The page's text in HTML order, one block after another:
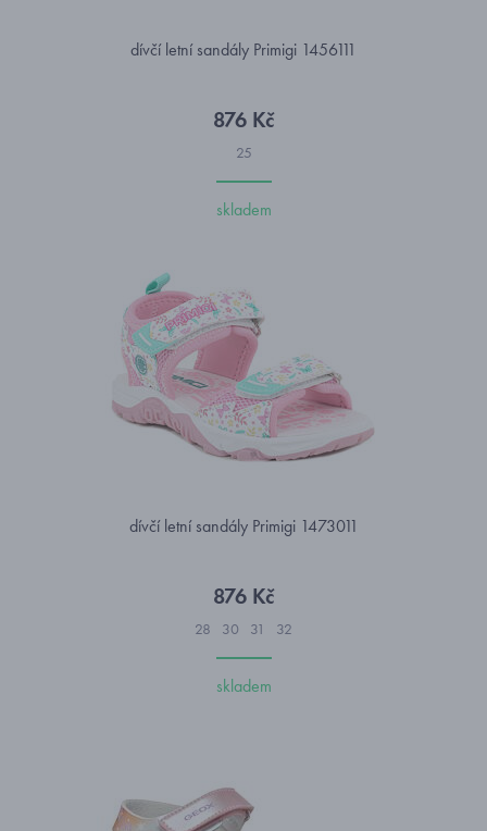
dívčí letní sandály Primigi 1456111
876 Kč
25
skladem
dívčí letní sandály Primigi 1473011
876 Kč
28 30 31 32
skladem